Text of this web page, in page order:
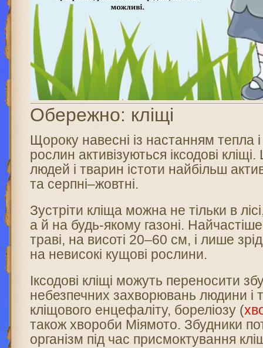
Обережно: кліщі
Щороку навесні із настанням тепла
рослин активізуються іксодові
людей і тварин істоти найбільш
та серпні–жовтні.
Зустріти кліща можна не тільки в
а й на будь-якому газоні.
траві, на висоті 20–60 см, і лише
на невисокі кущові рослини.
Іксодові кліщі можуть переносити
небезпечних захворювань людини і
кліщового енцефаліту, бореліозу (
також хвороби Міямото. Збудники
організм під час присмоктування